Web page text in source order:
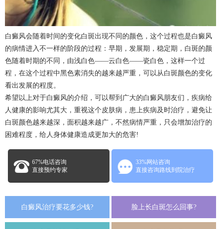
白癜风会随着时间的变化白斑出现不同的颜色，这个过程也是白癜风
的病情进入不一样的阶段的过程：早期，发展期，稳定期，白斑的颜
色随着时期的不同，由浅白色——云白色——瓷白色，这样一个过
程，在这个过程中黑色素消失的越来越严重，可以从白斑颜色的变化
看出发展的程度。
希望以上对于白癜风的介绍，可以帮到广大的白癜风朋友们，疾病给
人健康的影响尤其大，重视这个皮肤病，患上疾病及时治疗，避免让
白斑颜色越来越深，面积越来越广，不然病情严重，只会增加治疗的
困难程度，给人身体健康造成更加大的危害!
67%电话咨询
直接预约专家
33%网站咨询
直接咨询路线到院治疗
白癜风治疗要花多少钱? 脸上长白斑怎么回事?